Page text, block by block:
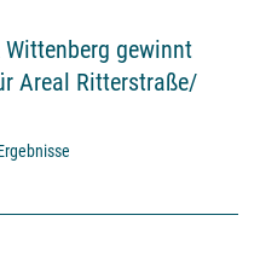
gewinnt
Areal Ritterstraße/